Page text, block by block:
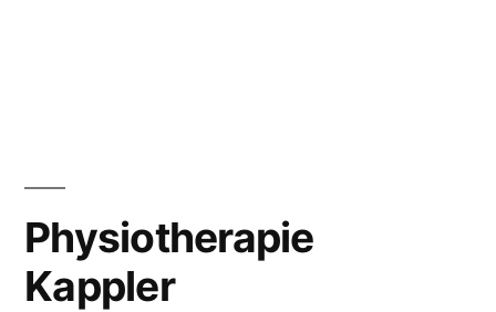
Physiotherapie
Kappler